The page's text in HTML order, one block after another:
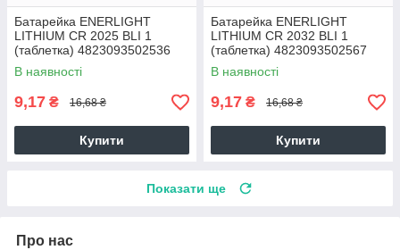
Батарейка ENERLIGHT
LITHIUM CR 2025 BLI 1
(таблетка) 4823093502536
65324
В наявності
9,17 ₴ 16,68 ₴
Купити
Батарейка ENERLIGHT
LITHIUM CR 2032 BLI 1
(таблетка) 4823093502567
В наявності
9,17 ₴ 16,68 ₴
Купити
Показати ще
Про нас